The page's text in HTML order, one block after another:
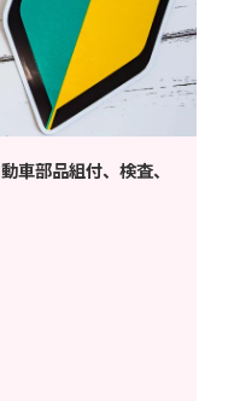
車部品組付、検査、